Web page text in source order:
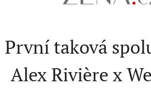
První taková
Alex Rivière x